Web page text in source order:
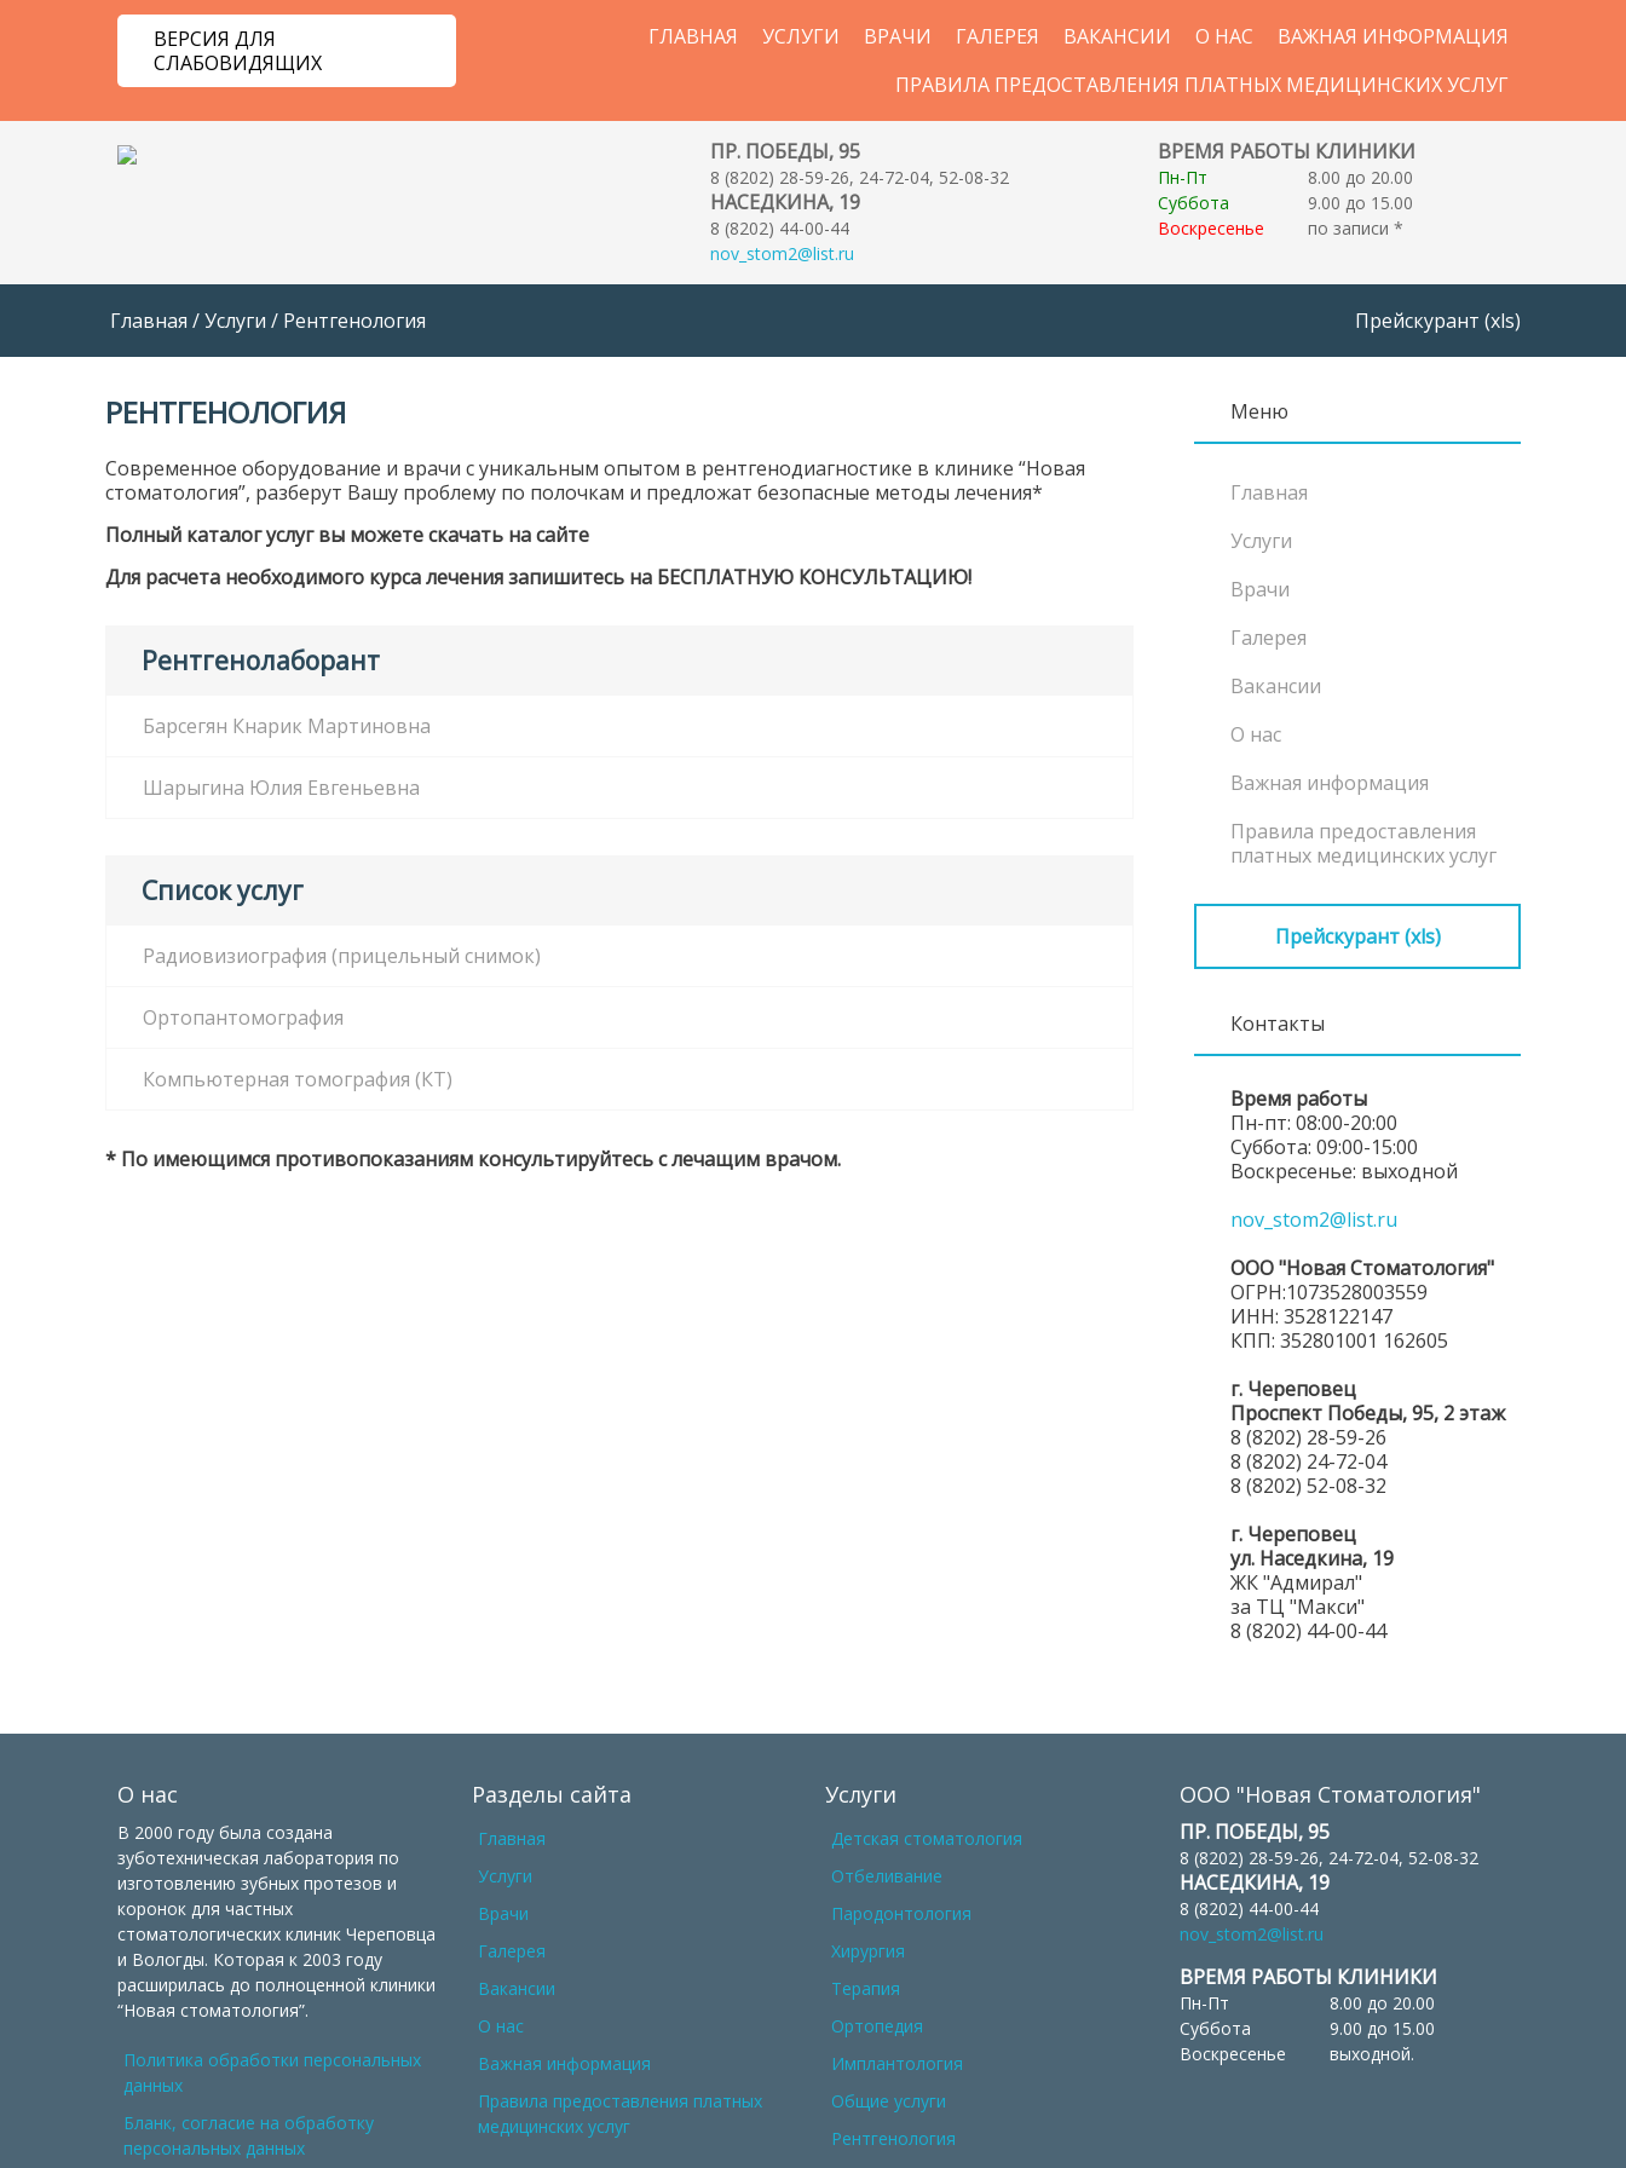
ВЕРСИЯ ДЛЯ
СЛАБОВИДЯЩИХ
ГЛАВНАЯ УСЛУГИ ВРАЧИ ГАЛЕРЕЯ ВАКАНСИИ О НАС
ВАЖНАЯ ИНФОРМАЦИЯ
ПРАВИЛА ПРЕДОСТАВЛЕНИЯ ПЛАТНЫХ МЕДИЦИНСКИХ УСЛУГ
ПР. ПОБЕДЫ, 95
8 (8202) 28-59-26, 24-72-04, 52-08-32
НАСЕДКИНА, 19
8 (8202) 44-00-44
nov_stom2@list.ru
ВРЕМЯ РАБОТЫ КЛИНИКИ
Пн-Пт
8.00 до 20.00
Суббота
9.00 до 15.00
Воскресенье
по записи *
Главная /Услуги / Рентгенология Прейскурант (xls)
РЕНТГЕНОЛОГИЯ
Современное оборудование и врачи с уникальным опытом в рентгенодиагностике в клинике “Новая
стоматология”, разберут Вашу проблему по полочкам и предложат безопасные методы лечения*
Полный каталог услуг вы можете скачать на сайте
Для расчета необходимого курса лечения запишитесь на БЕСПЛАТНУЮ КОНСУЛЬТАЦИЮ!
Рентгенолаборант
Барсегян Кнарик Мартиновна
Шарыгина Юлия Евгеньевна
Список услуг
Радиовизиография (прицельный снимок)
Ортопантомография
Компьютерная томография (КТ)
* По имеющимся противопоказаниям консультируйтесь с лечащим врачом.
Меню
Главная
Услуги
Врачи
Галерея
Вакансии
О нас
Важная информация
Правила предоставления
платных медицинских услуг
Прейскурант (xls)
Контакты
Время работы
Пн-пт: 08:00-20:00
Суббота: 09:00-15:00
Воскресенье: выходной
nov_stom2@list.ru
ООО "Новая Стоматология"
ОГРН:1073528003559
ИНН: 3528122147
КПП: 352801001 162605
г. Череповец
Проспект Победы, 95, 2 этаж
8 (8202) 28-59-26
8 (8202) 24-72-04
8 (8202) 52-08-32
г. Череповец
ул. Наседкина, 19
ЖК "Адмирал"
за ТЦ "Макси"
8 (8202) 44-00-44
О нас
В 2000 году была создана
зуботехническая лаборатория по
изготовлению зубных протезов и
коронок для частных
стоматологических клиник Череповца
и Вологды. Которая к 2003 году
расширилась до полноценной клиники
“Новая стоматология”.
Политика обработки персональных
данных
Бланк, согласие на обработку
персональных данных
Разделы сайта
Главная
Услуги
Врачи
Галерея
Вакансии
О нас
Важная информация
Правила предоставления платных
медицинских услуг
Услуги
Детская стоматология
Отбеливание
Пародонтология
Хирургия
Терапия
Ортопедия
Имплантология
Общие услуги
Рентгенология
ООО "Новая Стоматология"
ПР. ПОБЕДЫ, 95
8 (8202) 28-59-26, 24-72-04, 52-08-32
НАСЕДКИНА, 19
8 (8202) 44-00-44
nov_stom2@list.ru
ВРЕМЯ РАБОТЫ КЛИНИКИ
Пн-Пт
8.00 до 20.00
Суббота
9.00 до 15.00
Воскресенье
выходной.